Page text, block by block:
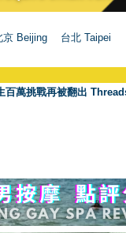
京 Beijing 台北 Taipei
萬挑戰再被翻出